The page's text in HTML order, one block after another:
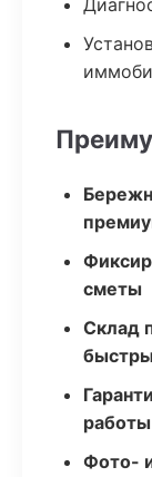
сметы
Склад
работы
Фото-